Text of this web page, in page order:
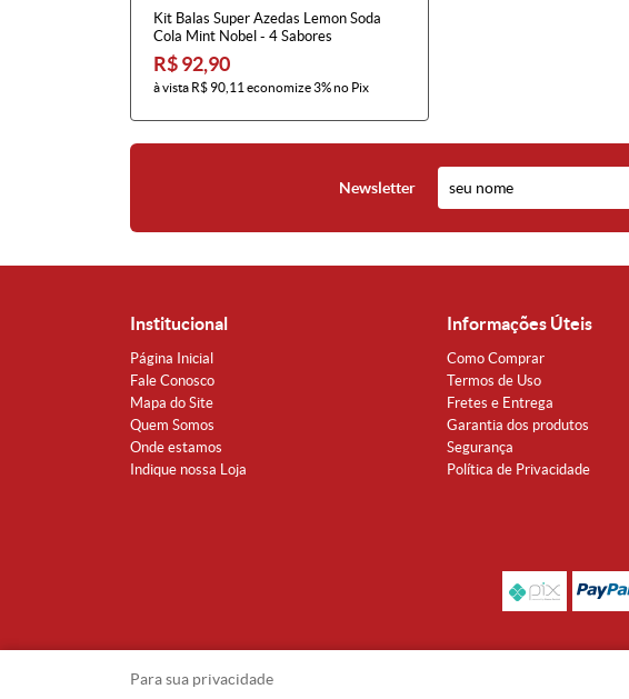
Kit Balas Super Azedas Lemon Soda
Cola Mint Nobel - 4 Sabores
R$ 92,90
à vista R$ 90,11 economize3%no Pix
Newsletter
Institucional
Página Inicial
Fale Conosco
Mapa do Site
Quem Somos
Onde estamos
Indique nossa Loja
Informações Úteis
Como Comprar
Termos de Uso
Fretes e Entrega
Garantia dos produtos
Segurança
Política de Privacidade
Para sua privacidade